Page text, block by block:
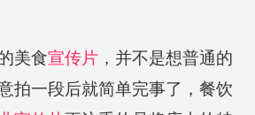
美食宣传片，并不是想普通的
拍一段后就简单完事了，餐饮